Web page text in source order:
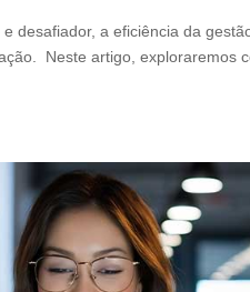
desafiador, a eficiência da
Neste artigo, exploraremos